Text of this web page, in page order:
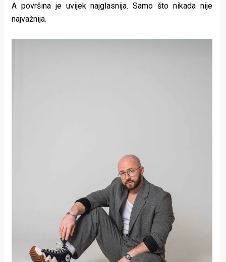
A površina je uvijek najglasnija. Samo što nikada nije
najvažnija.